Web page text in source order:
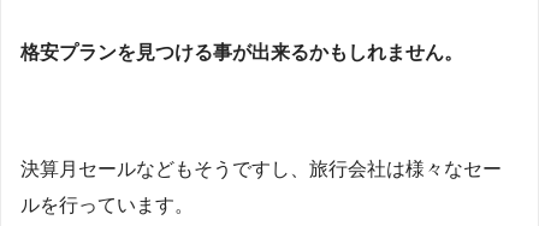
格安プランを見つける事が出来るかもしれません。
決算月セールなどもそうですし、旅行会社は様々なセー
ルを行っています。